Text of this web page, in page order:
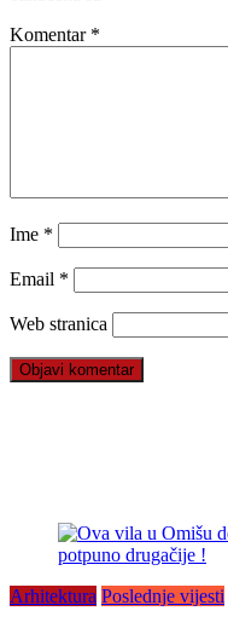
Komentar *
Ime *
Email *
Web stranica
Arhitektura Poslednje vijesti